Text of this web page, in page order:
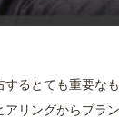
るとても重要な
リングからプラ